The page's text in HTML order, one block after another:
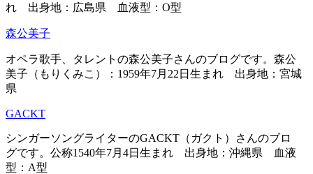
れ 出身地：広島県 血液型：O型
森公美子
オペラ歌手、タレントの森公美子さんのブログです。森公
美子（もりくみこ）：1959年7月22日生まれ 出身地：宮城
県
GACKT
シンガーソングライターのGACKT（ガクト）さんのブロ
グです。公称1540年7月4日生まれ 出身地：沖縄県 血液
型：A型